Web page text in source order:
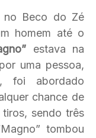
no Beco do Zé
homem até o
estava na
uma pessoa,
foi abordado
chance de
sendo três
tombou